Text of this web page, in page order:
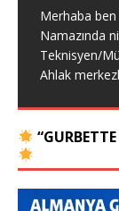
Merhaba ben
Namazında
Teknisyen/
Ahlak